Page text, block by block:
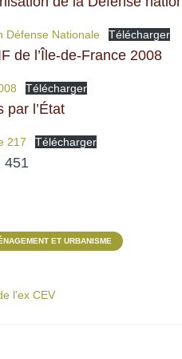
Défense Nationale Télécharger
de l’Île-de-France 2008
Télécharger
par l’État
217 Télécharger
451
ET URBANISME
l'ex CEV